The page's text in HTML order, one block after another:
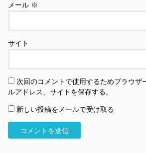
メール ※
サイト
次回のコメントで使用するためブラウザ
ルアドレス、サイトを保存する。
新しい投稿をメールで受け取る